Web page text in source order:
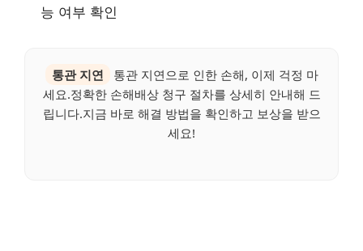
능 여부 확인
통관 지연
통관 지연으로 인한 손해, 이제 걱정 마
세요.정확한 손해배상 청구 절차를 상세히 안내해 드
립니다.지금 바로 해결 방법을 확인하고 보상을 받으
세요!